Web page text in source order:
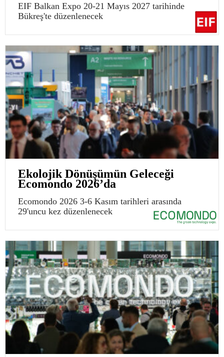
EIF Balkan Expo 20-21 Mayıs 2027 tarihinde
Bükreş'te düzenlenecek
Ekolojik Dönüşümün Geleceği
Ecomondo 2026’da
Ecomondo 2026 3-6 Kasım tarihleri arasında
29'uncu kez düzenlenecek